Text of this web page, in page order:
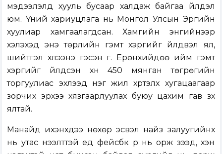
мэдээлэлд хууль бусаар халдаж байгаа үйлдэл
юм. Үүний хариуцлага нь Монгол Улсын Эрүүгийн
хуулиар хамгаалагдсан. Хамгийн энгийнээр
хэлэхэд энэ төрлийн гэмт хэргийг үйлдвэл ял,
шийтгэл хүлээнэ гэсэн үг. Ерөнхийдөө ийм гэмт
хэргийг үйлдсэн хүн 450 мянган төгрөгийн
торгуулиас эхлээд нэг жил хүртэлх хугацаагаар
зорчих эрхээ хязгаарлуулах буюу цахим гав зүүх
ялтай.
Манайд ихэнхдээ нөхөр эсвэл найз залуугийнх
нь утас нээлттэй үед фейсбүүк рүү нь орж үзээд, хэн